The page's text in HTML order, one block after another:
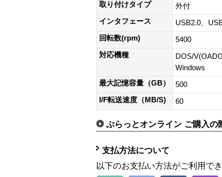
取り付けタイプ
外付
インタフェース
USB2.0、
回転数(rpm)
5400
対応機種
DOS/
Windows
最大記憶容量（GB）
500
I/F転送速度（MB/S)
60
ぷらっとオンライン ご購入の
支払方法について
以下のお支払い方法がご利用で